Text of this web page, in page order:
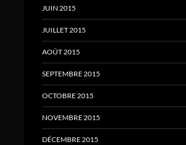
JUIN 2015
JUILLET 2015
AOÛT 2015
SEPTEMBRE 2015
OCTOBRE 2015
NOVEMBRE 2015
DÉCEMBRE 2015